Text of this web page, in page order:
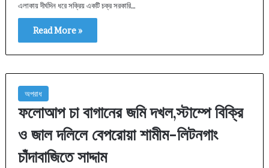
এলাকায় দীর্ঘদিন ধরে সক্রিয় একটি চক্র সরকারি…
Read More »
অপরাধ
ফলোআপ চা বাগানের জমি দখল,স্টাম্পে বিক্রি
ও জাল দলিলে বেপরোয়া শামীম-লিটনগাং
চাঁদাবাজিতে সাদ্দাম